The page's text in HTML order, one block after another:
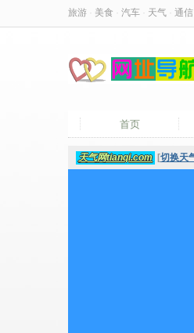
旅游 美食 汽车 天气 通信
首页